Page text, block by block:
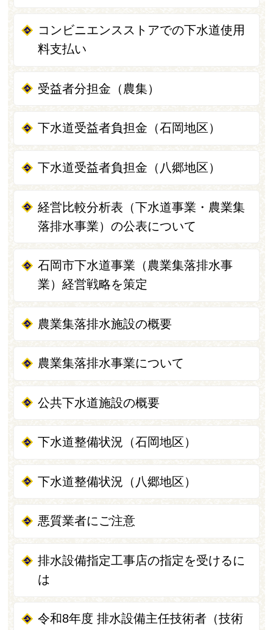
コンビニエンスストアでの下水道使用
料支払い
受益者分担金（農集）
下水道受益者負担金（石岡地区）
下水道受益者負担金（八郷地区）
経営比較分析表（下水道事業・農業集
落排水事業）の公表について
石岡市下水道事業（農業集落排水事
業）経営戦略を策定
農業集落排水施設の概要
農業集落排水事業について
公共下水道施設の概要
下水道整備状況（石岡地区）
下水道整備状況（八郷地区）
悪質業者にご注意
排水設備指定工事店の指定を受けるに
は
令和8年度 排水設備主任技術者（技術